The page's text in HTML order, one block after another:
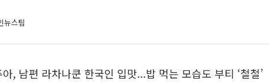
뉴스팀
아, 남편 라차나쿤 한국인 입맛...밥 먹는 모습도 부티 ‘철철’